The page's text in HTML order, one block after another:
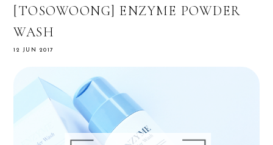
[TOSOWOONG] ENZYME POWDER
WASH
12 JUN 2017